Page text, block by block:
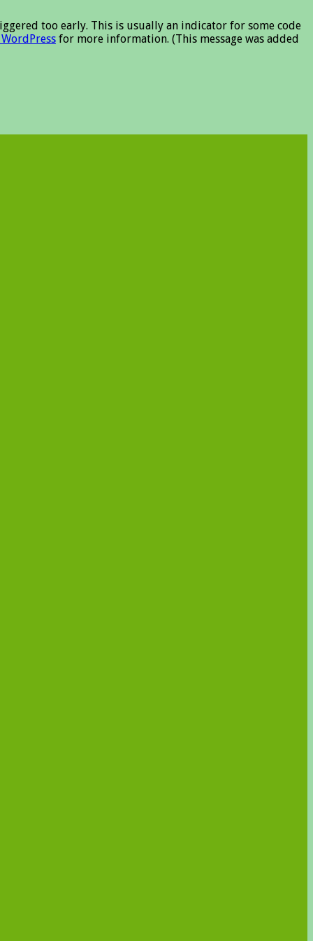
too early. This is usually an indicator for some code
for more information. (This message was added